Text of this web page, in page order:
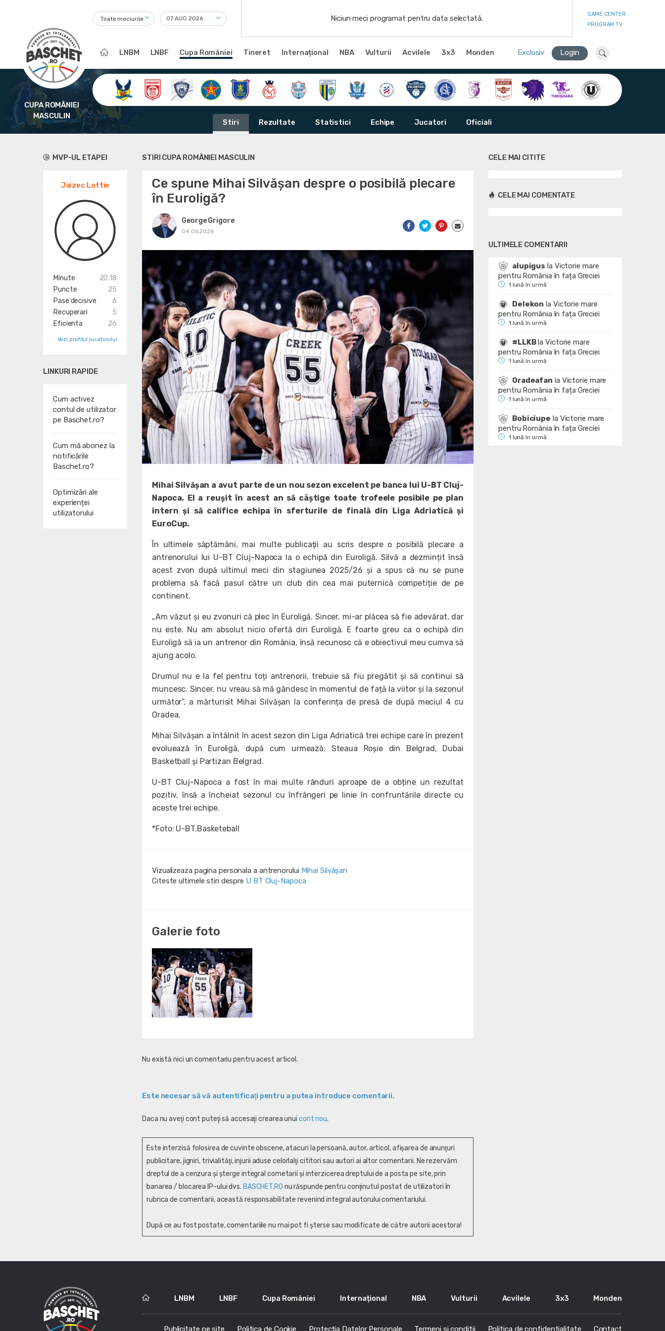
Toate meciurile Niciun meci programat pentru data selectată.
GAME CENTER
PROGRAM TV
LNBM LNBF Cupa României Tineret Internațional NBA Vulturii Acvilele 3x3 Monden Exclusiv Login
CUPA ROMÂNIEI
MASCULIN
Stiri Rezultate Statistici Echipe Jucatori Oficiali
MVP-UL ETAPEI
Jaizec Lottie
Minute
20:18
Puncte
25
Pase decisive
6
Recuperari
5
Eficienta
26
Vezi profilul jucatorului
LINKURI RAPIDE
Cum activez
contul de utilizator
pe Baschet.ro?
Cum mă abonez la
notificările
Baschet.ro?
Optimizări ale
experienței
utilizatorului
STIRI CUPA ROMÂNIEI MASCULIN
Ce spune Mihai Silvășan despre o posibilă plecare
în Euroligă?
George Grigore
04.06.2026
Mihai Silvășan a avut parte de un nou sezon excelent pe banca lui U-BT Cluj-
Napoca. El a reușit în acest an să câștige toate trofeele posibile pe plan
intern și să califice echipa în sferturile de finală din Liga Adriatică și
EuroCup.
În ultimele săptămâni, mai multe publicații au scris despre o posibilă plecare a
antrenorului lui U-BT Cluj-Napoca la o echipă din Euroligă. Silvă a dezmințit însă
acest zvon după ultimul meci din stagiunea 2025/26 și a spus că nu se pune
problema să facă pasul către un club din cea mai puternică competiție de pe
continent.
„Am văzut și eu zvonuri că plec în Euroligă. Sincer, mi-ar plăcea să fie adevărat, dar
nu este. Nu am absolut nicio ofertă din Euroligă. E foarte greu ca o echipă din
Euroligă să ia un antrenor din România, însă recunosc că e obiectivul meu cumva să
ajung acolo.
Drumul nu e la fel pentru toți antrenorii, trebuie să fiu pregătit și să continui să
muncesc. Sincer, nu vreau să mă gândesc în momentul de față la viitor și la sezonul
următor”, a mărturisit Mihai Silvășan la conferința de presă de după meciul 4 cu
Oradea.
Mihai Silvășan a întâlnit în acest sezon din Liga Adriatică trei echipe care în prezent
evoluează în Euroligă, după cum urmează: Steaua Roșie din Belgrad, Dubai
Basketball și Partizan Belgrad.
U-BT Cluj-Napoca a fost în mai multe rânduri aproape de a obține un rezultat
pozitiv, însă a încheiat sezonul cu înfrângeri pe linie în confruntările directe cu
aceste trei echipe.
*Foto: U-BT.Basketeball
Vizualizeaza pagina personala a antrenorului Mihai Silvășan
Citeste ultimele stiri despre U BT Cluj-Napoca
Galerie foto
Nu există nici un comentariu pentru acest articol.
Este necesar să vă autentificaţi pentru a putea introduce comentarii.
Daca nu aveţi cont puteţi să accesaţi crearea unui cont nou.
Este interzisă folosirea de cuvinte obscene, atacuri la persoană, autor, articol, afişarea de anunţuri
publicitare, jigniri, trivialităţi, injurii aduse celorlalţi cititori sau autori ai altor comentarii. Ne rezervăm
dreptul de a cenzura și şterge integral cometarii și interzicerea dreptului de a posta pe site, prin
banarea / blocarea IP-ului dvs. BASCHET.RO nu răspunde pentru conţinutul postat de utilizatori în
rubrica de comentarii, această responsabilitate revenind integral autorului comentariului.
După ce au fost postate, comentariile nu mai pot fi șterse sau modificate de către autorii acestora!
CELE MAI CITITE
CELE MAI COMENTATE
ULTIMELE COMENTARII
alupigus la Victorie mare
pentru România în fața Greciei
1 lună în urmă
Delekon la Victorie mare
pentru România în fața Greciei
1 lună în urmă
#LLKBlaVictorie mare
pentru România în fața Greciei
1 lună în urmă
Oradeafan la Victorie mare
pentru România în fața Greciei
1 lună în urmă
Bobiciupe la Victorie mare
pentru România în fața Greciei
1 lună în urmă
LNBM LNBF Cupa României Internațional NBA Vulturii Acvilele 3x3 Monden
Publicitate pe site Politica de Cookie Protecția Datelor Personale Termeni si conditii Politica de confidentialitate Contact